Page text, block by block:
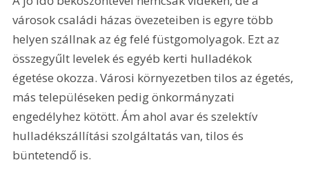
városok családi házas övezeteiben is egyre több
helyen szállnak az ég felé füstgomolyagok. Ezt az
összegyűlt levelek és egyéb kerti hulladékok
égetése okozza. Városi környezetben tilos az égetés,
más településeken pedig önkormányzati
engedélyhez kötött. Ám ahol avar és szelektív
hulladékszállítási szolgáltatás van, tilos és
büntetendő is.